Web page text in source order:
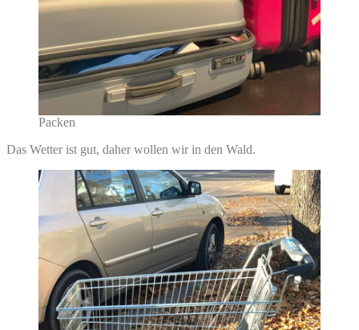
Packen
Das Wetter ist gut, daher wollen wir in den Wald.